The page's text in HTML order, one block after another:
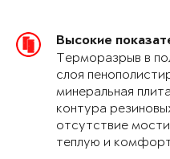
Высокие
Терморазрыв в
слоя
минеральная
контура
отсутствие
теплую и